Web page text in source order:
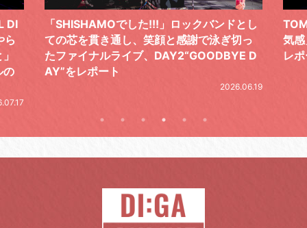
DI
ら
の
「SHISHAMOでした!!!」ロックバンドとし
ての芯を貫き通し、笑顔と感謝で泳ぎ切っ
たファイナルライブ、DAY2“GOODBYE D
AY”をレポート
2026.06.19
気
レ